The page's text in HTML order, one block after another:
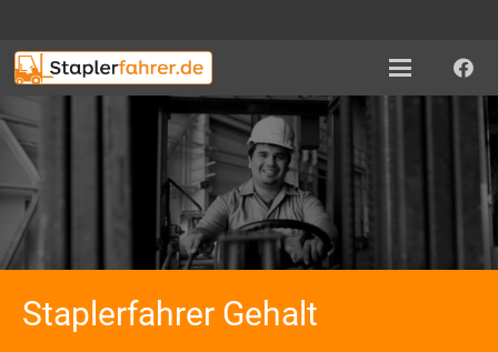
Staplerfahrer Gehalt